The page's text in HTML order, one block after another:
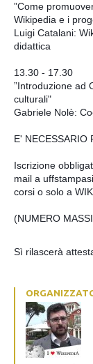
”Come
Wikipedia e i
Luigi Catalani:
didattica
13.30 - 17.30
”Introduzione ad
culturali"
Gabriele Nolè:
E' NECESSARIO
Iscrizione
mail a
corsi o solo a
(NUMERO
Sì rilascerà